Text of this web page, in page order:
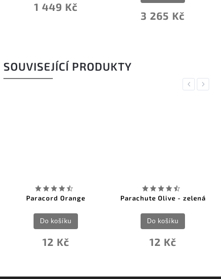
1 449 Kč
3 265 Kč
SOUVISEJÍCÍ PRODUKTY
Previous
Paracord Orange
12 Kč
Do košíku
Parachute Olive - zelená
12 Kč
Do košíku
Next